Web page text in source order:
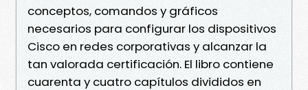
conceptos, comandos y gráficos
necesarios para configurar los dispositivos
Cisco en redes corporativas y alcanzar la
tan valorada certificación. El libro contiene
cuarenta y cuatro capítulos divididos en